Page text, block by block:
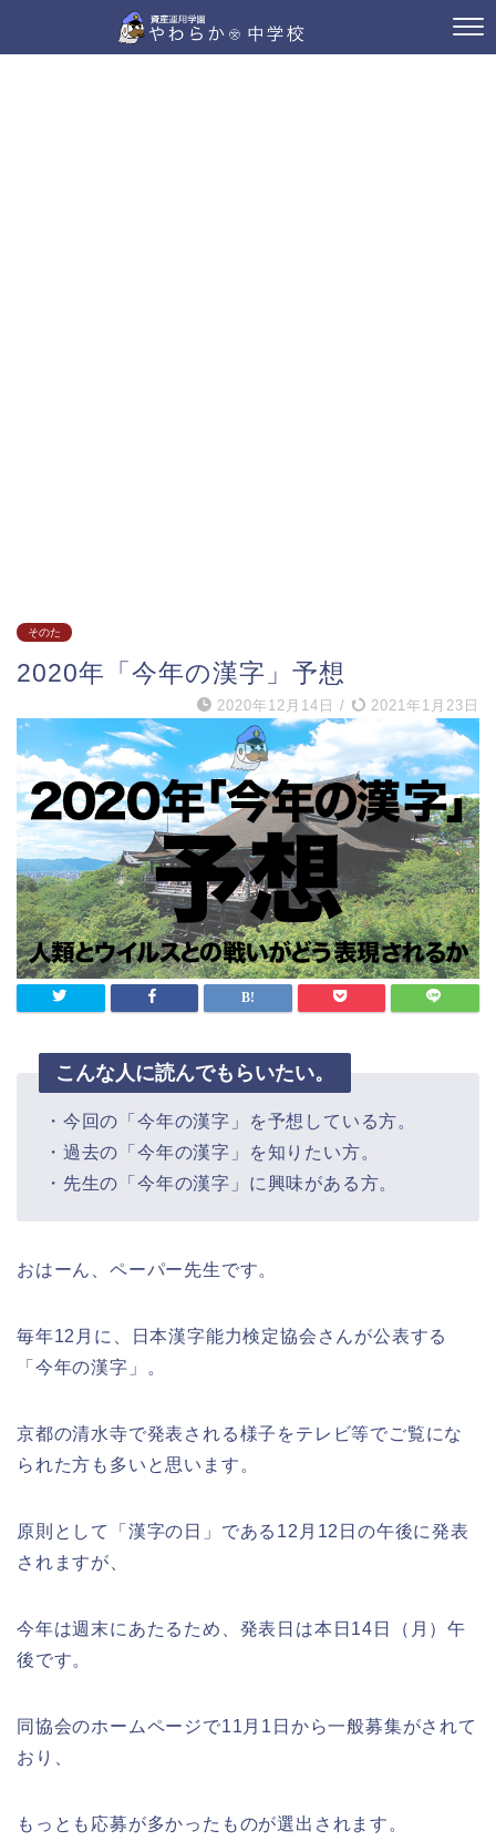
そのた
2020年「今年の漢字」予想
2020年12月14日 / 2021年1月23日
こんな人に読んでもらいたい。
・今回の「今年の漢字」を予想している方。
・過去の「今年の漢字」を知りたい方。
・先生の「今年の漢字」に興味がある方。
おはーん、ペーパー先生です。
毎年12月に、日本漢字能力検定協会さんが公表する
「今年の漢字」。
京都の清水寺で発表される様子をテレビ等でご覧にな
られた方も多いと思います。
原則として「漢字の日」である12月12日の午後に発表
されますが、
今年は週末にあたるため、発表日は本日14日（月）午
後です。
同協会のホームページで11月1日から一般募集がされて
おり、
もっとも応募が多かったものが選出されます。